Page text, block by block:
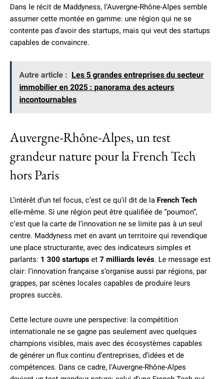
Dans le récit de Maddyness, l’Auvergne-Rhône-Alpes semble
assumer cette montée en gamme: une région qui ne se
contente pas d’avoir des startups, mais qui veut des startups
capables de convaincre.
Autre article : Les 5 grandes entreprises du secteur
immobilier en 2025 : panorama des acteurs
incontournables
Auvergne-Rhône-Alpes, un test
grandeur nature pour la French Tech
hors Paris
L’intérêt d’un tel focus, c’est ce qu’il dit de la French Tech
elle-même. Si une région peut être qualifiée de “poumon”,
c’est que la carte de l’innovation ne se limite pas à un seul
centre. Maddyness met en avant un territoire qui revendique
une place structurante, avec des indicateurs simples et
parlants: 1 300 startups et 7 milliards levés. Le message est
clair: l’innovation française s’organise aussi par régions, par
grappes, par scènes locales capables de produire leurs
propres succès.
Cette lecture ouvre une perspective: la compétition
internationale ne se gagne pas seulement avec quelques
champions visibles, mais avec des écosystèmes capables
de générer un flux continu d’entreprises, d’idées et de
compétences. Dans ce cadre, l’Auvergne-Rhône-Alpes